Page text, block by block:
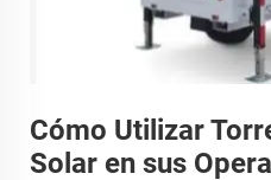
Cómo Utilizar
Solar en sus